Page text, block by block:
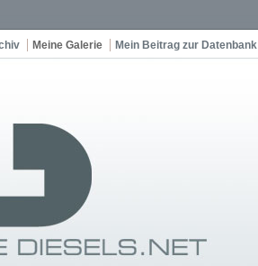
Meine Galerie Mein Beitrag zur Datenbank